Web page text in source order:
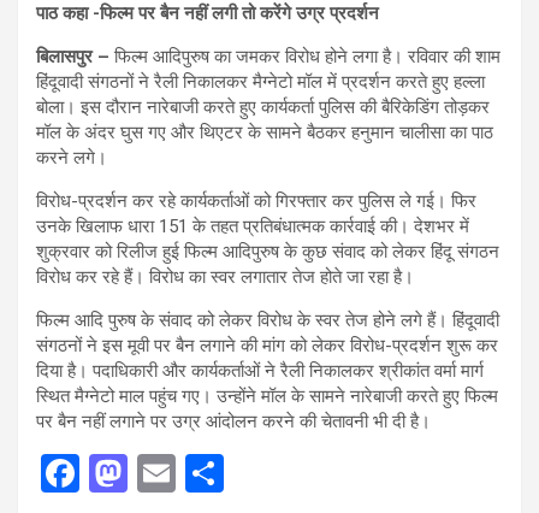
पाठ कहा -फिल्म पर बैन नहीं लगी तो करेंगे उग्र प्रदर्शन
बिलासपुर – फिल्म आदिपुरुष का जमकर विरोध होने लगा है। रविवार की शाम
हिंदूवादी संगठनों ने रैली निकालकर मैग्नेटो मॉल में प्रदर्शन करते हुए हल्ला
बोला। इस दौरान नारेबाजी करते हुए कार्यकर्ता पुलिस की बैरिकेडिंग तोड़कर
मॉल के अंदर घुस गए और थिएटर के सामने बैठकर हनुमान चालीसा का पाठ
करने लगे।
विरोध-प्रदर्शन कर रहे कार्यकर्ताओं को गिरफ्तार कर पुलिस ले गई। फिर
उनके खिलाफ धारा 151 के तहत प्रतिबंधात्मक कार्रवाई की। देशभर में
शुक्रवार को रिलीज हुई फिल्म आदिपुरुष के कुछ संवाद को लेकर हिंदू संगठन
विरोध कर रहे हैं। विरोध का स्वर लगातार तेज होते जा रहा है।
फिल्म आदि पुरुष के संवाद को लेकर विरोध के स्वर तेज होने लगे हैं। हिंदूवादी
संगठनों ने इस मूवी पर बैन लगाने की मांग को लेकर विरोध-प्रदर्शन शुरू कर
दिया है। पदाधिकारी और कार्यकर्ताओं ने रैली निकालकर श्रीकांत वर्मा मार्ग
स्थित मैग्नेटो माल पहुंच गए। उन्होंने मॉल के सामने नारेबाजी करते हुए फिल्म
पर बैन नहीं लगाने पर उग्र आंदोलन करने की चेतावनी भी दी है।
F
M E